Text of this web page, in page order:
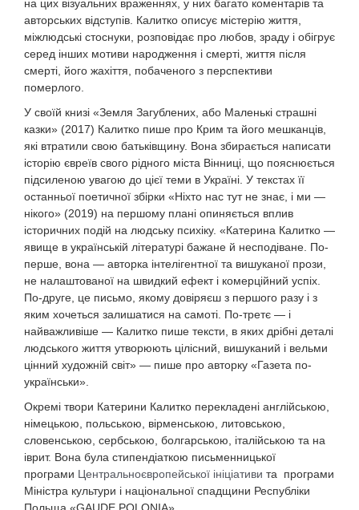
на цих візуальних враженнях, у них багато коментарів та
авторських відступів. Калитко описує містерію життя,
міжлюдські стоснуки, розповідає про любов, зраду і обігрує
серед інших мотиви народження і смерті, життя після
смерті, його жахіття, побаченого з перспективи
померлого.
У своїй книзі «Земля Загублених, або Маленькі страшні
казки» (2017) Калитко пише про Крим та його мешканців,
які втратили свою батьківщину. Вона збирається написати
історію євреїв свого рідного міста Вінниці, що пояснюється
підсиленою увагою до цієї теми в Україні. У текстах її
останньої поетичної збірки «Ніхто нас тут не знає, і ми —
нікого» (2019) на першому плані опиняється вплив
історичних подій на людську психіку. «Катерина Калитко —
явище в українській літературі бажане й несподіване. По-
перше, вона — авторка інтелігентної та вишуканої прози,
не налаштованої на швидкий ефект і комерційний успіх.
По-друге, це письмо, якому довіряєш з першого разу і з
яким хочеться залишатися на самоті. По-третє — і
найважливіше — Калитко пише тексти, в яких дрібні деталі
людського життя утворюють цілісний, вишуканий і вельми
цінний художній світ» — пише про авторку «Газета по-
українськи».
Окремі твори Катерини Калитко перекладені англійською,
німецькою, польською, вірменською, литовською,
словенською, сербською, болгарською, італійською та на
іврит. Вона була стипендіаткою письменницької
програми Центральноєвропейської ініціативи та програми
Міністра культури і національної спадщини Республіки